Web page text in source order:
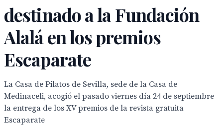
destinado a la Fundación
Alalá en los premios
Escaparate
La Casa de Pilatos de Sevilla, sede de la Casa de
Medinaceli, acogió el pasado viernes día 24 de septiembre
la entrega de los XV premios de la revista gratuita
Escaparate